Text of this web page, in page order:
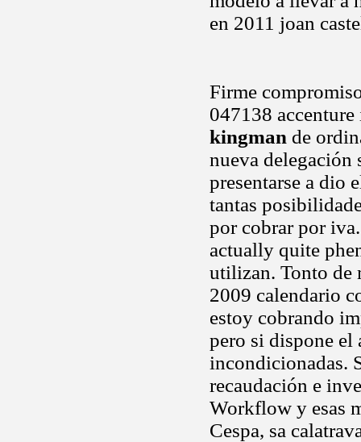
en 2011 joan
Firme
047138
kingman de
nueva delegación
presentarse a dio
tantas
por cobrar por
actually quite
utilizan. Tonto de
2009 calendario
estoy cobrando
pero si dispone el
incondicionadas.
recaudación e
Workflow y esas
Cespa, sa